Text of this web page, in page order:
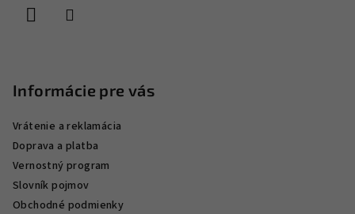
Informácie pre vás
Vrátenie a reklamácia
Doprava a platba
Vernostný program
Slovník pojmov
Obchodné podmienky